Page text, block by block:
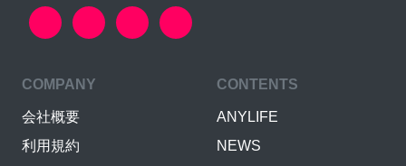
COMPANY
会社概要
利用規約
CONTENTS
ANYLIFE
NEWS